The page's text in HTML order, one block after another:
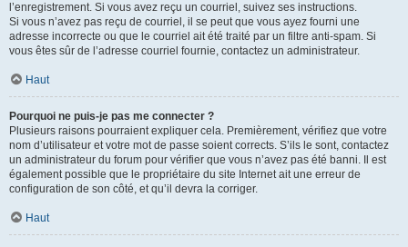
l’enregistrement. Si vous avez reçu un courriel, suivez ses instructions.
Si vous n’avez pas reçu de courriel, il se peut que vous ayez fourni une
adresse incorrecte ou que le courriel ait été traité par un filtre anti-spam. Si
vous êtes sûr de l’adresse courriel fournie, contactez un administrateur.
Haut
Pourquoi ne puis-je pas me connecter ?
Plusieurs raisons pourraient expliquer cela. Premièrement, vérifiez que votre
nom d’utilisateur et votre mot de passe soient corrects. S’ils le sont, contactez
un administrateur du forum pour vérifier que vous n’avez pas été banni. Il est
également possible que le propriétaire du site Internet ait une erreur de
configuration de son côté, et qu’il devra la corriger.
Haut